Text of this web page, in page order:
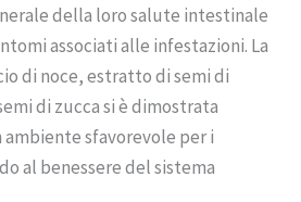
della loro salute intestinale
associati alle infestazioni. La
di noce, estratto di semi di
di zucca si è dimostrata
sfavorevole per i
al benessere del sistema